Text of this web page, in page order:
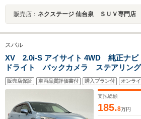
販売店： ネクステージ 仙台泉 ＳＵＶ専門店
スバル
XV 2.0i-S アイサイト 4WD 純正ナ
ドライト バックカメラ ステアリン
ルシフト 革巻きステアリング 純
純正アルミホイール 前席パワーシー
販売店保証 車両品質評価書付 購入プラン付 オンラ
支払総額
185.8万円